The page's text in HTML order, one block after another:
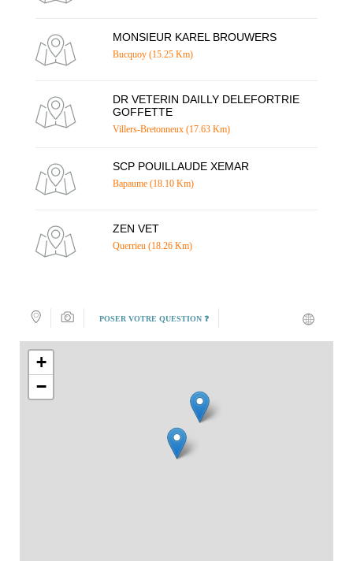
MONSIEUR KAREL BROUWERS
Bucquoy (15.25 Km)
DR VETERIN DAILLY DELEFORTRIE
GOFFETTE
Villers-Bretonneux (17.63 Km)
SCP POUILLAUDE XEMAR
Bapaume (18.10 Km)
ZEN VET
Querrieu (18.26 Km)
POSER VOTRE QUESTION ❓
+
−